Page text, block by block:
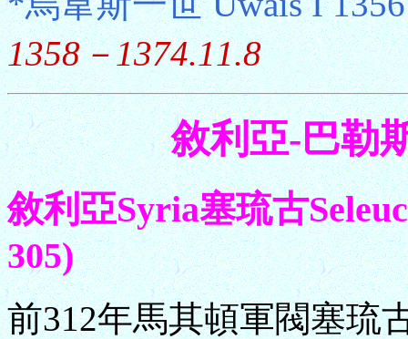
1358－1374.11.8
敘利亞-巴勒
敘利亞Syria塞琉古
305)
前312年馬其頓軍閥塞琉